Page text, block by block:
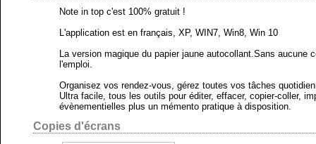
Note in top c'est 100% gratuit !
L'application est en français, XP, WIN7, Win8, Win 10
La version magique du papier jaune autocollant.Sans aucune
l'emploi.
Organisez vos rendez-vous, gérez toutes vos tâches
Ultra facile, tous les outils pour éditer, effacer, copier-coller,
évènementielles plus un mémento pratique à disposition.
Copies d'écrans